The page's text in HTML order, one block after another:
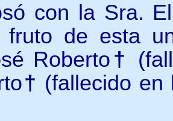
con la Sra.
fruto de esta
Roberto †
† (fallecido en